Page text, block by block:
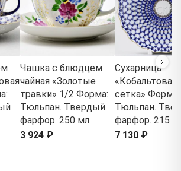
Чашка с блюдцем
чайная «Золотые
травки» 1/2 Форма:
Тюльпан. Твердый
фарфор. 250 мл.
3 924 ₽
Сухарница
«Кобальтовая
сетка» Форма:
Тюльпан.
фарфор. 215
7 130 ₽